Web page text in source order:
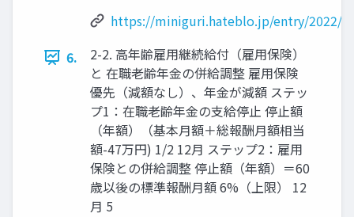
https://miniguri.hateblo.jp/entry/2022/
6.
2-2. 高年齢雇用継続給付（雇用保険）
と 在職老齢年金の併給調整 雇用保険
優先（減額なし）、年金が減額 ステッ
プ1：在職老齢年金の支給停止 停止額
（年額）（基本月額＋総報酬月額相当
額-47万円) 1/2 12月 ステップ2：雇用
保険との併給調整 停止額（年額）＝60
歳以後の標準報酬月額 6%（上限） 12
月 5